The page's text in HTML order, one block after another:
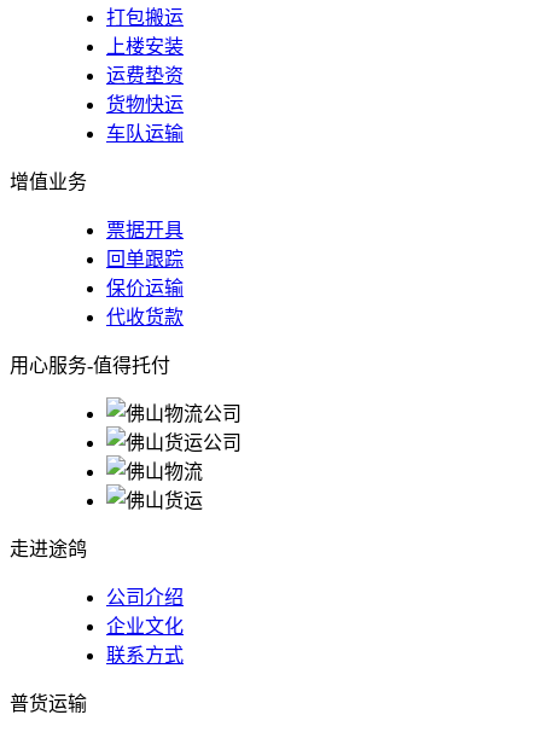
打包搬运
上楼安装
运费垫资
货物快运
车队运输
增值业务
票据开具
回单跟踪
保价运输
代收货款
用心服务-值得托付
走进途鸽
公司介绍
企业文化
联系方式
普货运输